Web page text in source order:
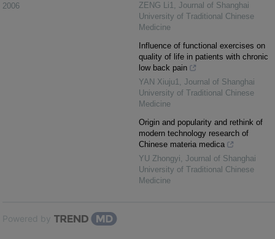
2006
ZENG Li1, Journal of Shanghai
University of Traditional Chinese
Medicine
Influence of functional exercises on
quality of life in patients with chronic
low back pain
YAN Xiuju1, Journal of Shanghai
University of Traditional Chinese
Medicine
Origin and popularity and rethink of
modern technology research of
Chinese materia medica
YU Zhongyi, Journal of Shanghai
University of Traditional Chinese
Medicine
Powered by